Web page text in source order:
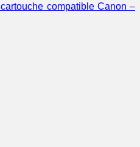
compatible Canon –